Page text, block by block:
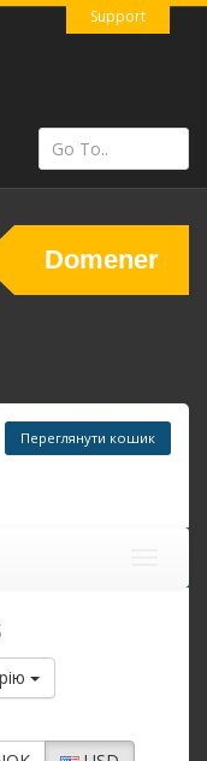
Support
Domener
Переглянути кошик